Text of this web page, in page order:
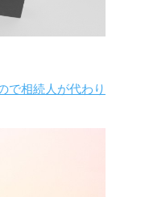
で相続人が代わり